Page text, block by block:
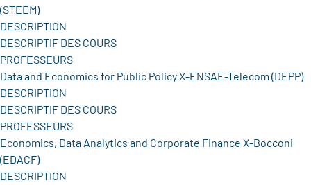
(STEEM)
DESCRIPTION
DESCRIPTIF DES COURS
PROFESSEURS
Data and Economics for Public Policy X-ENSAE-Telecom (DEPP)
DESCRIPTION
DESCRIPTIF DES COURS
PROFESSEURS
Economics, Data Analytics and Corporate Finance X-Bocconi
(EDACF)
DESCRIPTION